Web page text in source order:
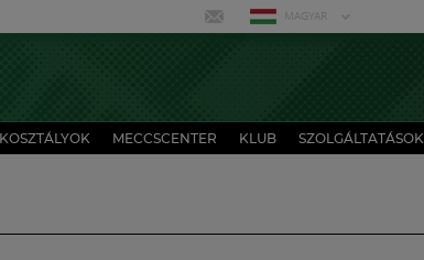
MAGYAR
MECCSCENTER KLUB SZOLGÁLTATÁSOK